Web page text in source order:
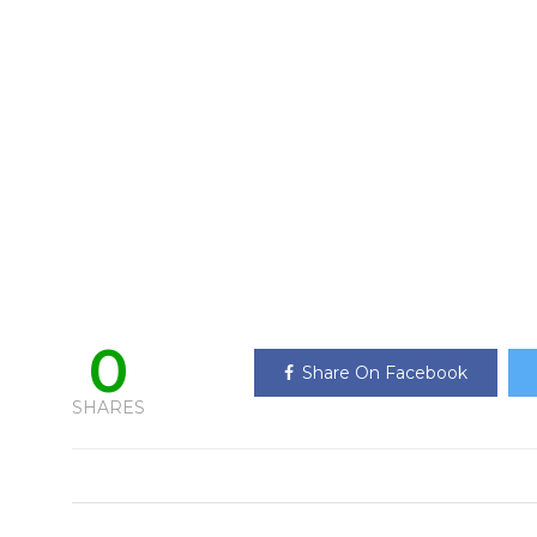
0
SHARES
Share On Facebook